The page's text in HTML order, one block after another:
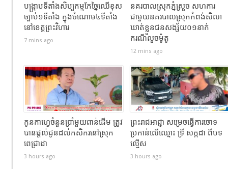
បង្រ្កាបទីតាំងសិប្បកម្មកែច្នៃឈើខុស
ច្បាប់១ទីតាំង ក្នុងចំណោម៤ទីតាំង
នៅខេត្តព្រះវិហារ
7 mins ago
នគរបាលស្រុកភ្នំស្រួច សហការ
ជាមួយនគរបាលស្រុកកំពង់សិលា
ឃាត់ខ្លួនជនសង្ស័យ០១នាក់
ករណីលួចម៉ូតូ
12 mins ago
កូនកាហ្វេចំនួនប្រាំមួយពាន់ដើម ត្រូវ
បានផ្តល់ជូនដល់កសិករនៅស្រុក
ពេជ្រាដា
3 hours ago
ព្រះរាជអាជ្ញា សម្រេចធ្វើការចោទ
ប្រកាន់លើឈ្មោះ ទ្រី សក្កដា ពីបទ
ល្មើស
3 hours ago